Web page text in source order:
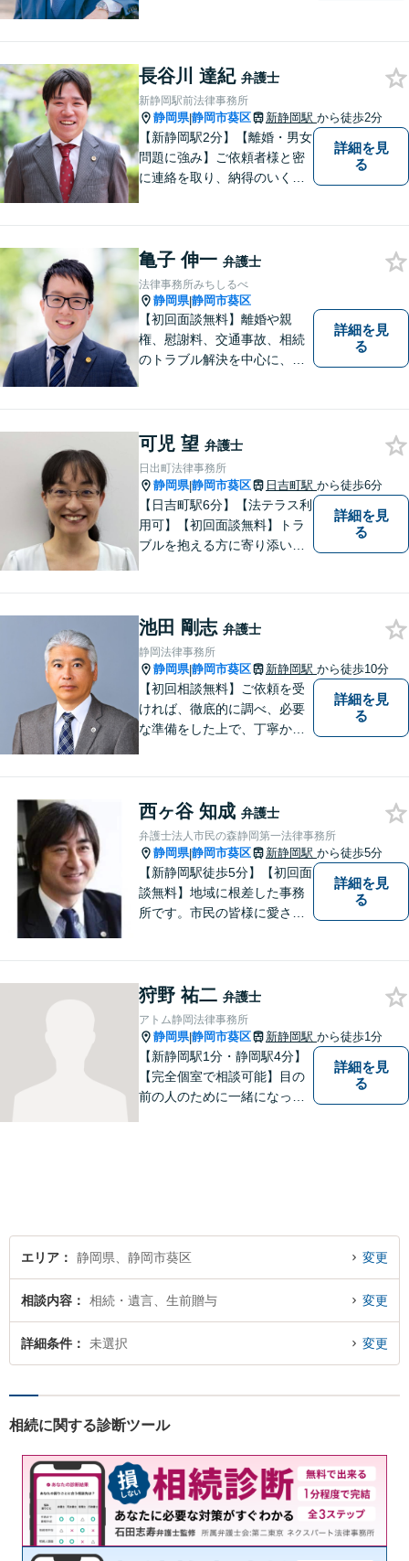
ご相談ください【交通事故】
豊富な経験と実績で早期に解
決
長谷川 達紀 弁護士
新静岡駅前法律事務所
静岡県|静岡市葵区 新静岡駅 から徒歩2分
【新静岡駅2分】【離婚・男女
問題に強み】ご依頼者様と密
に連絡を取り、納得のいく解
的に行っております。お困り
でしたら、お気軽にご相談く
ださい！
詳細を見
る
亀子 伸一 弁護士
法律事務所みちしるべ
静岡県|静岡市葵区
【初回面談無料】離婚や親
権、慰謝料、交通事故、相続
のトラブル解決を中心に、一
談も、お任せください。【静
岡市の弁護士】
詳細を見
る
可児 望 弁護士
日出町法律事務所
静岡県|静岡市葵区 日吉町駅 から徒歩6分
【日吉町駅6分】【法テラス利
用可】【初回面談無料】トラ
ブルを抱える方に寄り添い、
詳細を見
る
池田 剛志 弁護士
静岡法律事務所
静岡県|静岡市葵区 新静岡駅 から徒歩10分
【初回相談無料】ご依頼を受
ければ、徹底的に調べ、必要
な準備をした上で、丁寧かつ
の損害賠償請求事件、相続・
離婚、破産・個人再生等は、
私が力を注ぎ、得意としてい
る分野です。
詳細を見
る
西ヶ谷 知成 弁護士
弁護士法人市民の森静岡第一法律事務所
静岡県|静岡市葵区 新静岡駅 から徒歩5分
【新静岡駅徒歩5分】【初回面
談無料】地域に根差した事務
所です。市民の皆様に愛され
軽にご連絡ください。
詳細を見
る
狩野 祐二 弁護士
アトム静岡法律事務所
静岡県|静岡市葵区 新静岡駅 から徒歩1分
【新静岡駅1分・静岡駅4分】
【完全個室で相談可能】目の
前の人のために一緒になって
ださい。
詳細を見
る
エリア 静岡県、静岡市葵区 変更
相談内容 相続・遺言、生前贈与 変更
詳細条件 未選択 変更
相続に関する診断ツール